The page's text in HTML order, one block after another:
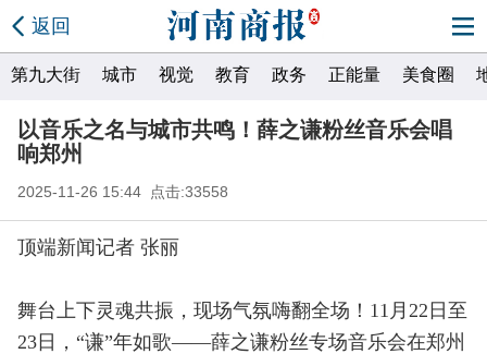
返回
第九大街 城市 视觉 教育 政务 正能量 美食圈
以音乐之名与城市共鸣！薛之谦粉丝音乐会唱
响郑州
2025-11-26 15:44 点击:33558
顶端新闻记者 张丽
舞台上下灵魂共振，现场气氛嗨翻全场！11月22日至
23日，“谦”年如歌——薛之谦粉丝专场音乐会在郑州